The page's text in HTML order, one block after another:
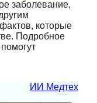
заболевание,
которые
Подробное
ИИ Медтех